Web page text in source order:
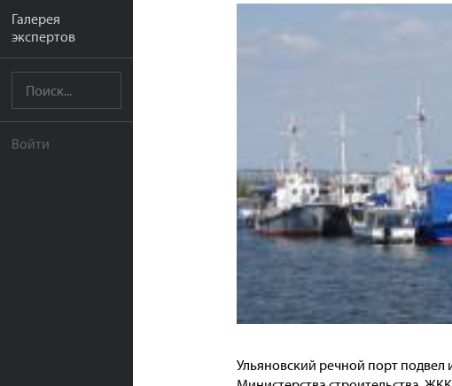
Галерея
экспертов
Войти
Ульяновский речной порт подвел